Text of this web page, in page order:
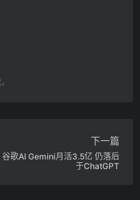
下一篇
谷歌AI Gemini月活3.5亿 仍落后
于ChatGPT